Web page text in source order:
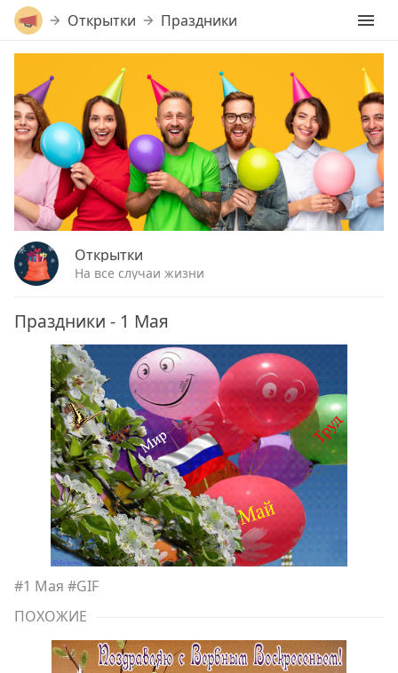
Открытки Праздники
Открытки
На все случаи жизни
Праздники - 1 Мая
#1 Мая #GIF
ПОХОЖИЕ